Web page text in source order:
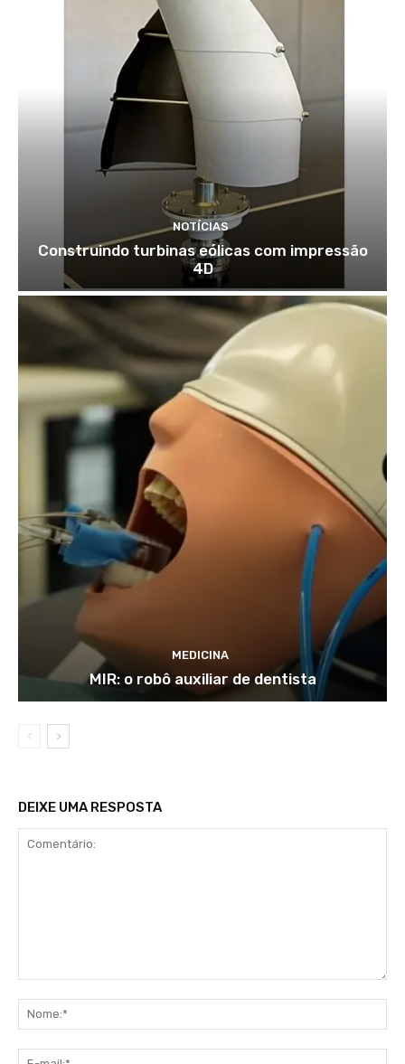
NOTÍCIAS
Construindo turbinas eólicas com impressão
4D
MEDICINA
MIR: o robô auxiliar de dentista
DEIXE UMA RESPOSTA